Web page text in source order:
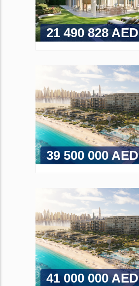
21 490 828 AED
39 500 000 AED
41 000 000 AED